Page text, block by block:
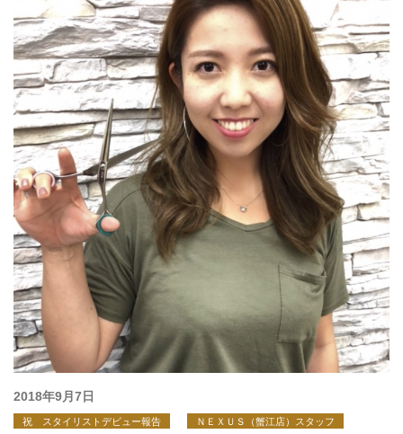
投
稿
2018年9月7日
祝 スタイリストデビュー報告 ＮＥＸＵＳ（蟹江店）スタッフ